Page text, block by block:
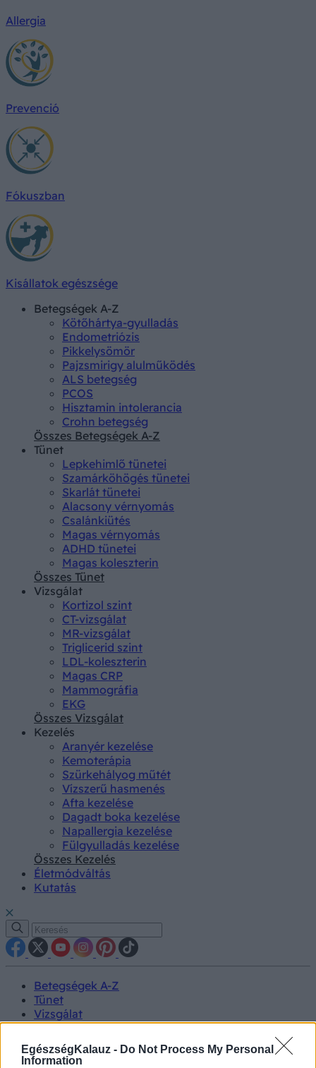
EgészségKalauz - Do Not Process My Personal
Information
Allergia
Prevenció
Fókuszban
Kisállatok egészsége
Betegségek A-Z
Kötőhártya-gyulladás
Endometriózis
Pikkelysömör
Pajzsmirigy alulműködés
ALS betegség
PCOS
Hisztamin intolerancia
Crohn betegség
Összes Betegségek A-Z
Tünet
Lepkehimlő tünetei
Szamárköhögés tünetei
Skarlát tünetei
Alacsony vérnyomás
Csalánkiütés
Magas vérnyomás
ADHD tünetei
Magas koleszterin
Összes Tünet
Vizsgálat
Kortizol szint
CT-vizsgálat
MR-vizsgálat
Triglicerid szint
LDL-koleszterin
Magas CRP
Mammográfia
EKG
Összes Vizsgálat
Kezelés
Aranyér kezelése
Kemoterápia
Szürkehályog műtét
Vízszerű hasmenés
Afta kezelése
Dagadt boka kezelése
Napallergia kezelése
Fülgyulladás kezelése
Összes Kezelés
Életmódváltás
Kutatás
Betegségek A-Z
Tünet
Vizsgálat
Kezelés
Életmódváltás
Kutatás